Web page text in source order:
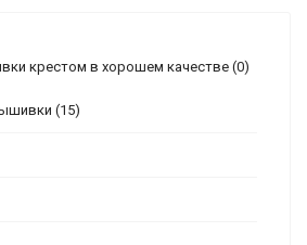
крестом в хорошем качестве (0)
(15)